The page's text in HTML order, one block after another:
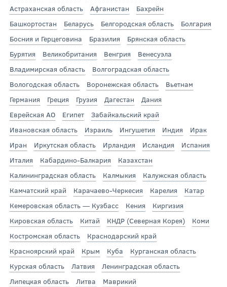
Астраханская область
Афганистан
Бахрейн
Башкортостан
Беларусь Белгородская область
Болгария
Босния и Герцеговина
Бразилия
Брянская область
Бурятия
Великобритания Венгрия
Венесуэла
Владимирская область
Волгоградская область
Вологодская область
Воронежская область
Вьетнам
Германия
Греция Грузия Дагестан
Дания
Еврейская АО
Египет
Забайкальский край
Ивановская область
Израиль Ингушетия Индия
Ирак
Иран
Иркутская область Ирландия Исландия
Испания
Италия
Кабардино-Балкария
Казахстан
Калининградская область
Калмыкия
Калужская область
Камчатский край
Карачаево-Черкесия Карелия
Катар
Кемеровская область — Кузбасс
Кения
Киргизия
Кировская область
Китай КНДР (Северная Корея)
Коми
Костромская область
Краснодарский край
Красноярский край
Крым Куба
Курганская область
Курская область
Латвия
Ленинградская область
Липецкая область
Литва
Маврикий